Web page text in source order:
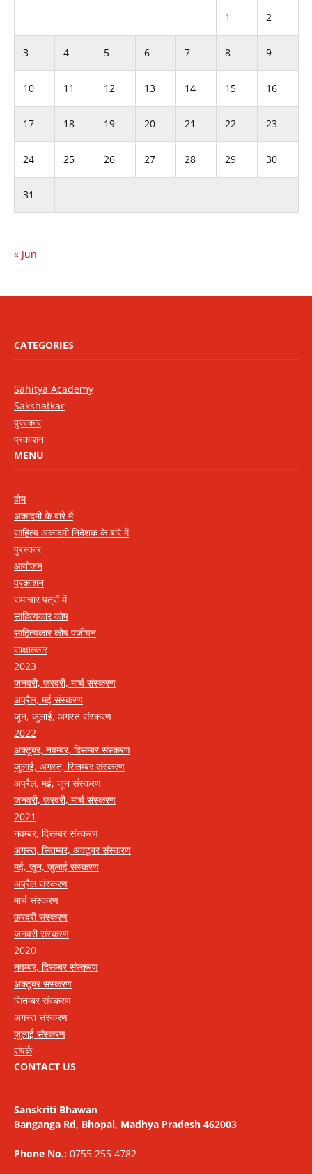
1 2
3 4 5 6 7 8 9
10 11 12 13 14 15 16
17 18 19 20 21 22 23
24 25 26 27 28 29 30
31
« Jun
CATEGORIES
Sahitya Academy
Sakshatkar
पुरस्कार
प्रकाशन
MENU
होम
अकादमी के बारे में
साहित्य अकादमी निदेशक के बारे में
पुरस्कार
आयोजन
प्रकाशन
समाचार पत्रों में
साहित्यकार कोष
साहित्यकार कोष पंजीयन
साक्षात्कार
2023
जनवरी, फ़रवरी, मार्च संस्करण
अप्रैल, मई संस्करण
जून, जुलाई, अगस्त संस्करण
2022
अक्टूबर, नवम्बर, दिसम्बर संस्करण
जुलाई, अगस्त, सितम्बर संस्करण
अप्रैल, मई, जून संस्करण
जनवरी, फ़रवरी, मार्च संस्करण
2021
नवम्बर, दिसम्बर संस्करण
अगस्त, सितम्बर, अक्टूबर संस्करण
मई, जून, जुलाई संस्करण
अप्रैल संस्करण
मार्च संस्करण
फ़रवरी संस्करण
जनवरी संस्करण
2020
नवम्बर, दिसम्बर संस्करण
अक्टूबर संस्करण
सितम्बर संस्करण
अगस्त संस्करण
जुलाई संस्करण
संपर्क
CONTACT US
Sanskriti Bhawan
Banganga Rd, Bhopal, Madhya Pradesh 462003
Phone No.: 0755 255 4782